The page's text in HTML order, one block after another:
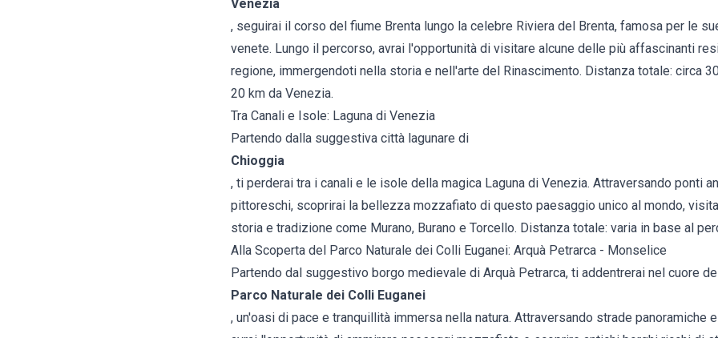
Venezia
, seguirai il corso del fiume Brenta lungo la celebre Riviera del Brenta, famosa per le
venete. Lungo il percorso, avrai l'opportunità di visitare alcune delle più affascinanti
regione, immergendoti nella storia e nell'arte del Rinascimento. Distanza totale: circa
20 km da Venezia.
Tra Canali e Isole: Laguna di Venezia
Partendo dalla suggestiva città lagunare di
Chioggia
, ti perderai tra i canali e le isole della magica Laguna di Venezia. Attraversando ponti
pittoreschi, scoprirai la bellezza mozzafiato di questo paesaggio unico al mondo,
storia e tradizione come Murano, Burano e Torcello. Distanza totale: varia in base al
Alla Scoperta del Parco Naturale dei Colli Euganei: Arquà Petrarca - Monselice
Partendo dal suggestivo borgo medievale di Arquà Petrarca, ti addentrerai nel cuore
Parco Naturale dei Colli Euganei
, un'oasi di pace e tranquillità immersa nella natura. Attraversando strade panoramiche